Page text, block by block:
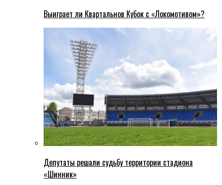
Выиграет ли Квартальнов Кубок с «Локомотивом»?
Депутаты решали судьбу территории стадиона
«Шинник»